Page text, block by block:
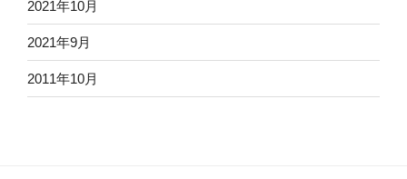
2021年10月
2021年9月
2011年10月